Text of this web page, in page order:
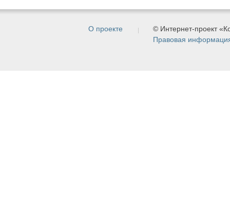
О проекте
© Интернет-проект
Правовая